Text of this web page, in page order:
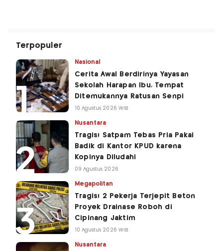
Terpopuler
Nasional
Cerita Awal Berdirinya Yayasan
Sekolah Harapan Ibu, Tempat
Ditemukannya Ratusan Senpi
10 Agustus 2026 WIB
Nusantara
Tragis! Satpam Tebas Pria Pakai
Badik di Kantor KPUD karena
Kopinya Diludahi
09 Agustus 2026
Megapolitan
Tragis! 2 Pekerja Terjepit Beton
Proyek Drainase Roboh di
Cipinang Jaktim
10 Agustus 2026 WIB
Nusantara